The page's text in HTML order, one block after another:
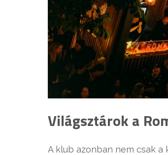
Világsztárok a
A klub azonban nem csak